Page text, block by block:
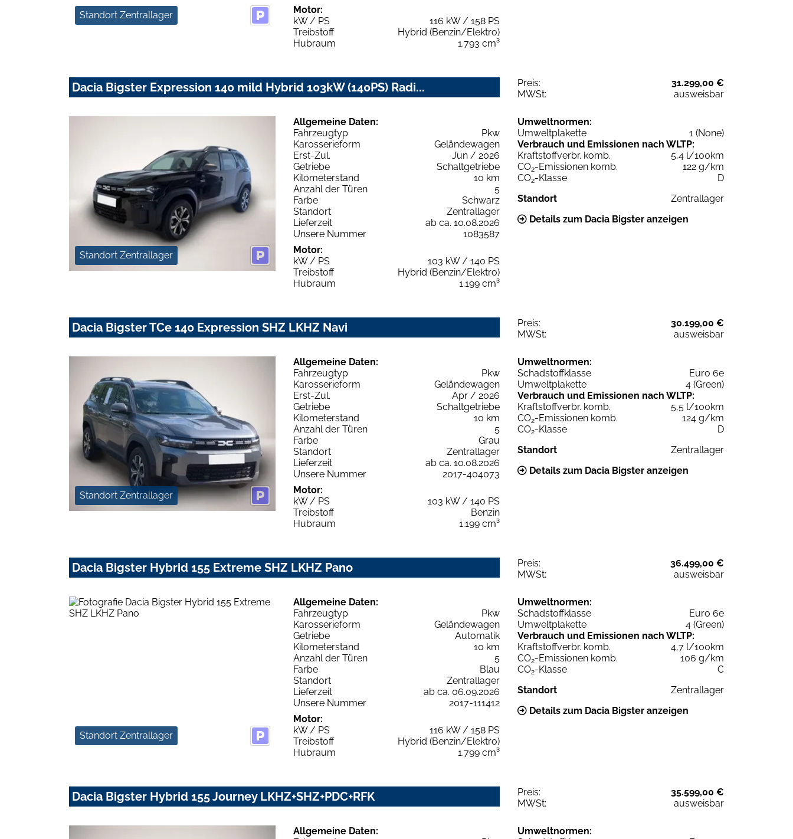
Standort Zentrallager
Motor:
kW / PS
116 kW / 158 PS
Treibstoff
Hybrid (Benzin/Elektro)
Hubraum
1.793 cm³
Dacia Bigster Expression 140 mild Hybrid 103kW (140PS) Radi... Preis:
31.299,00 €
MWSt:
ausweisbar
Standort Zentrallager
Allgemeine Daten:
Fahrzeugtyp
Pkw
Karosserieform
Geländewagen
Erst-Zul.
Jun / 2026
Getriebe
Schaltgetriebe
Kilometerstand
10 km
Anzahl der Türen
5
Farbe
Schwarz
Standort
Zentrallager
Lieferzeit
ab ca. 10.08.2026
Unsere Nummer
1083587
Motor:
kW / PS
103 kW / 140 PS
Treibstoff
Hybrid (Benzin/Elektro)
Hubraum
1.199 cm³
Umweltnormen:
Umweltplakette
1 (None)
Verbrauch und Emissionen nach WLTP:
Kraftstoffverbr. komb.
5,4 l/100km
CO2-Emissionen komb.
122 g/km
CO2-Klasse
D
Standort
Zentrallager
Details zum Dacia Bigster anzeigen
Dacia Bigster TCe 140 Expression SHZ LKHZ Navi Preis:
30.199,00 €
MWSt:
ausweisbar
Standort Zentrallager
Allgemeine Daten:
Fahrzeugtyp
Pkw
Karosserieform
Geländewagen
Erst-Zul.
Apr / 2026
Getriebe
Schaltgetriebe
Kilometerstand
10 km
Anzahl der Türen
5
Farbe
Grau
Standort
Zentrallager
Lieferzeit
ab ca. 10.08.2026
Unsere Nummer
2017-404073
Motor:
kW / PS
103 kW / 140 PS
Treibstoff
Benzin
Hubraum
1.199 cm³
Umweltnormen:
Schadstoffklasse
Euro 6e
Umweltplakette
4 (Green)
Verbrauch und Emissionen nach WLTP:
Kraftstoffverbr. komb.
5,5 l/100km
CO2-Emissionen komb.
124 g/km
CO2-Klasse
D
Standort
Zentrallager
Details zum Dacia Bigster anzeigen
Dacia Bigster Hybrid 155 Extreme SHZ LKHZ Pano Preis:
36.499,00 €
MWSt:
ausweisbar
Standort Zentrallager
Allgemeine Daten:
Fahrzeugtyp
Pkw
Karosserieform
Geländewagen
Getriebe
Automatik
Kilometerstand
10 km
Anzahl der Türen
5
Farbe
Blau
Standort
Zentrallager
Lieferzeit
ab ca. 06.09.2026
Unsere Nummer
2017-111412
Motor:
kW / PS
116 kW / 158 PS
Treibstoff
Hybrid (Benzin/Elektro)
Hubraum
1.799 cm³
Umweltnormen:
Schadstoffklasse
Euro 6e
Umweltplakette
4 (Green)
Verbrauch und Emissionen nach WLTP:
Kraftstoffverbr. komb.
4,7 l/100km
CO2-Emissionen komb.
106 g/km
CO2-Klasse
C
Standort
Zentrallager
Details zum Dacia Bigster anzeigen
Dacia Bigster Hybrid 155 Journey LKHZ+SHZ+PDC+RFK Preis:
35.599,00 €
MWSt:
ausweisbar
Allgemeine Daten:
Umweltnormen: